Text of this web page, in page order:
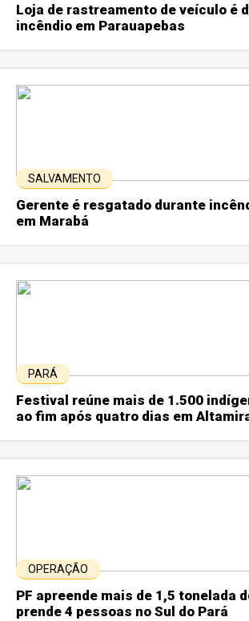
Loja de rastreamento de veículo é
incêndio em Parauapebas
SALVAMENTO
Gerente é resgatado durante
em Marabá
PARÁ
Festival reúne mais de 1.500
ao fim após quatro dias em
OPERAÇÃO
PF apreende mais de 1,5 tonelada
prende 4 pessoas no Sul do Pará